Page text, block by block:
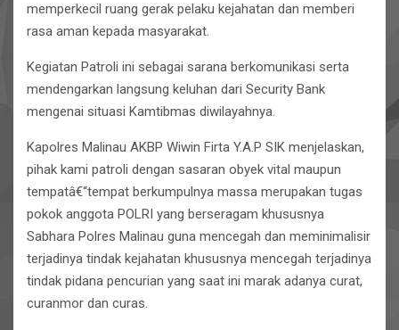
memperkecil ruang gerak pelaku kejahatan dan memberi
rasa aman kepada masyarakat.
Kegiatan Patroli ini sebagai sarana berkomunikasi serta
mendengarkan langsung keluhan dari Security Bank
mengenai situasi Kamtibmas diwilayahnya.
Kapolres Malinau AKBP Wiwin Firta Y.A.P SIK menjelaskan,
pihak kami patroli dengan sasaran obyek vital maupun
tempatâ€“tempat berkumpulnya massa merupakan tugas
pokok anggota POLRI yang berseragam khususnya
Sabhara Polres Malinau guna mencegah dan meminimalisir
terjadinya tindak kejahatan khususnya mencegah terjadinya
tindak pidana pencurian yang saat ini marak adanya curat,
curanmor dan curas.